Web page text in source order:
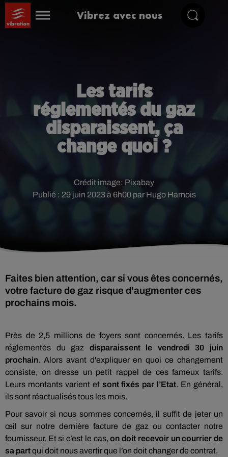
Vibrez avec nous
Les tarifs
réglementés du gaz
disparaissent, ça
change quoi ?
Publié : 29 juin 2023 à 6h00 par Hugo Harnois
Crédit image: Pixabay
Faites bien attention, car si vous êtes concernés,
votre facture de gaz risque d'augmenter ces
prochains mois.
Près de 2,5 millions de foyers sont concernés. Les tarifs
réglementés du gaz disparaissent le vendredi 30 juin
prochain. Alors avant d'expliquer en quoi ce changement
consiste, on dresse un petit rappel de ces fameux tarifs.
Leurs montants varient et sont fixés par l’Etat. En général,
ils sont réactualisés tous les mois.
Pour savoir si nous sommes concernés, il suffit de jeter un
œil sur notre dernière facture de gaz ou contacter notre
fournisseur. Et si c’est le cas,on doit recevoir un courrier de
sa partqui doit nous avertir que l’on doit changer de contrat.